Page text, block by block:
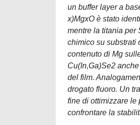
un buffer layer a
x)MgxO è stato
mentre la titania per
chimico su substrati
contenuto di Mg
Cu(In,Ga)Se2
del film.
drogato fluoro. Un
fine di ottimizzare le
confrontare la